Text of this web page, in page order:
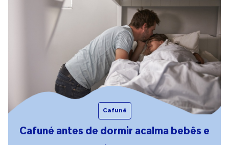
Cafuné
Cafuné antes de dormir acalma bebês e